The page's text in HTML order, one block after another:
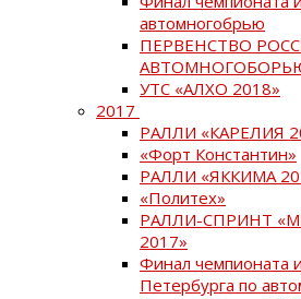
автомногобрью
ПЕРВЕНСТВО
УТС «АЛХО 2018»
2017
РАЛЛИ «КАРЕЛИЯ
«Форт Константин»
РАЛЛИ «ЯККИМА
«Политех»
РАЛЛИ-СПРИНТ
2017»
Финал чемпионата
Петербурга по